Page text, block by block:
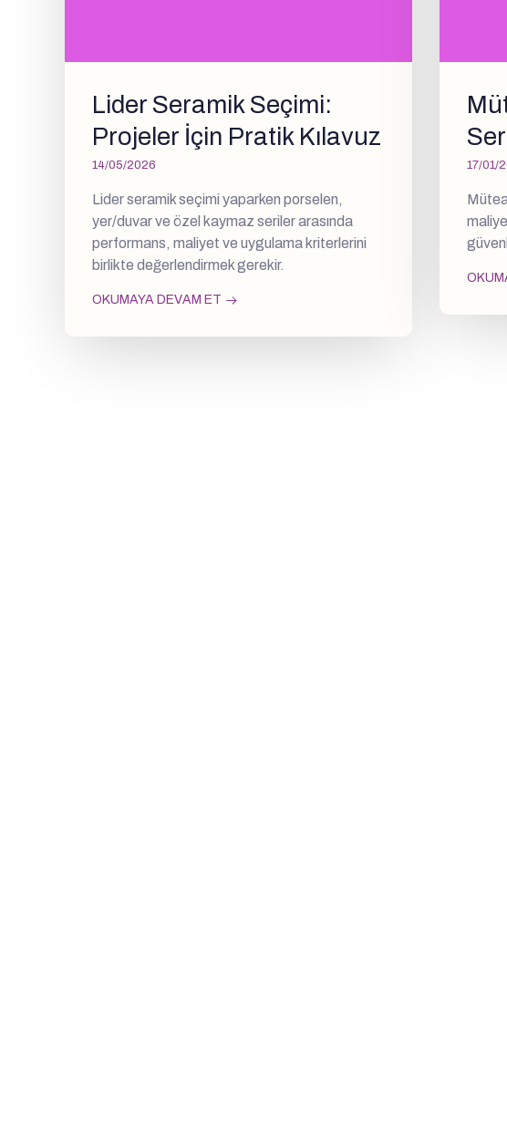
Lider Seramik Seçimi:
Projeler İçin Pratik Kılavuz
14/05/2026
Lider seramik seçimi yaparken porselen,
yer/duvar ve özel kaymaz seriler arasında
performans, maliyet ve uygulama kriterlerini
birlikte değerlendirmek gerekir.
OKUMAYA DEVAM ET
17/01/